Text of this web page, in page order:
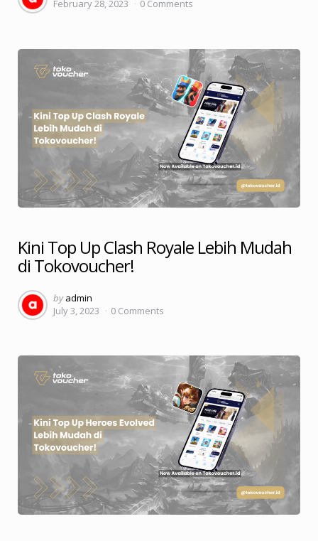
by
February 28, 2023
0 Comments
Kini Top Up Clash Royale Lebih Mudah
di Tokovoucher!
Posted
by
by admin
July 3, 2023
0 Comments